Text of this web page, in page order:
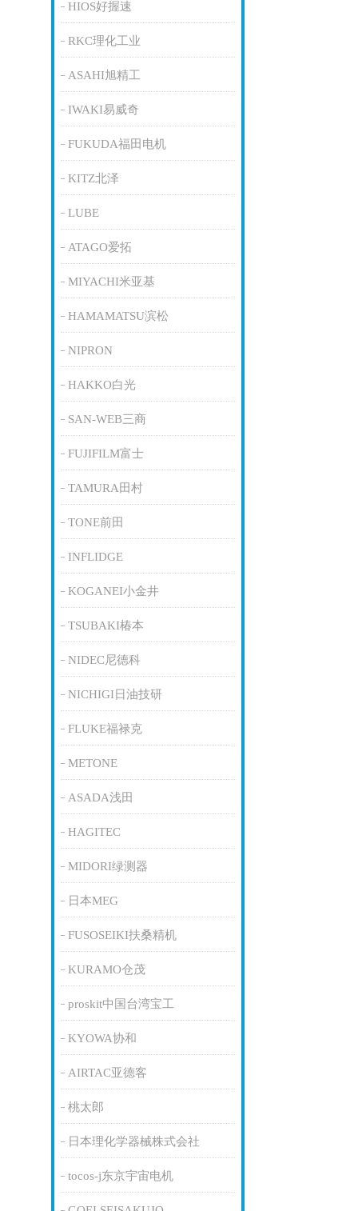
HIOS好握速
RKC理化工业
ASAHI旭精工
IWAKI易威奇
FUKUDA福田电机
KITZ北泽
LUBE
ATAGO爱拓
MIYACHI米亚基
HAMAMATSU滨松
NIPRON
HAKKO白光
SAN-WEB三商
FUJIFILM富士
TAMURA田村
TONE前田
INFLIDGE
KOGANEI小金井
TSUBAKI椿本
NIDEC尼德科
NICHIGI日油技研
FLUKE福禄克
METONE
ASADA浅田
HAGITEC
MIDORI绿测器
日本MEG
FUSOSEIKI扶桑精机
KURAMO仓茂
proskit中国台湾宝工
KYOWA协和
AIRTAC亚德客
桃太郎
日本理化学器械株式会社
tocos-j东京宇宙电机